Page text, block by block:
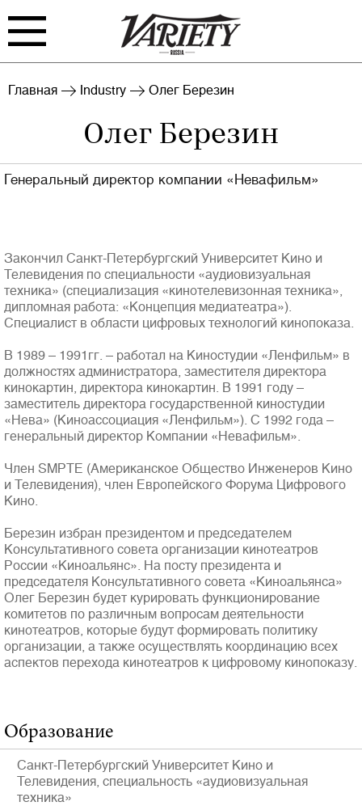
FILM
BIZ
EVENTS ARCHIVE
Войти
Полная версия сайта
Главная Industry Олег Березин
Олег Березин
Генеральный директор компании «Невафильм»
Закончил Санкт-Петербургский Университет Кино и
Телевидения по специальности «аудиовизуальная
техника» (специализация «кинотелевизонная техника»,
дипломная работа: «Концепция медиатеатра»).
Специалист в области цифровых технологий кинопоказа.
В 1989 – 1991гг. – работал на Киностудии «Ленфильм» в
должностях администратора, заместителя директора
кинокартин, директора кинокартин. В 1991 году –
заместитель директора государственной киностудии
«Нева» (Киноассоциация «Ленфильм»). С 1992 года –
генеральный директор Компании «Невафильм».
Член SMPTE (Американское Общество Инженеров Кино
и Телевидения), член Европейского Форума Цифрового
Кино.
Березин избран президентом и председателем
Консультативного совета организации кинотеатров
России «Киноальянс». На посту президента и
председателя Консультативного совета «Киноальянса»
Олег Березин будет курировать функционирование
комитетов по различным вопросам деятельности
кинотеатров, которые будут формировать политику
организации, а также осуществлять координацию всех
аспектов перехода кинотеатров к цифровому кинопоказу.
Образование
Санкт-Петербургский Университет Кино и
Телевидения, специальность «аудиовизуальная
техника»